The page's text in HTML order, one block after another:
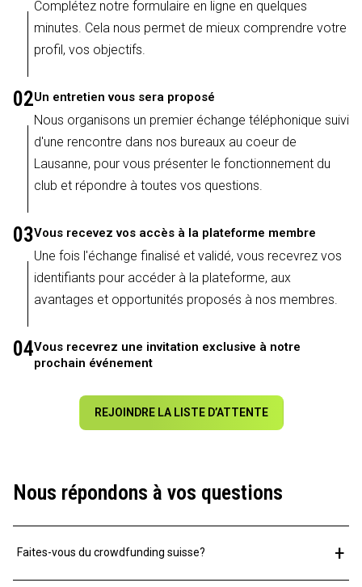
Complétez notre formulaire en ligne en quelques
minutes. Cela nous permet de mieux comprendre votre
profil, vos objectifs.
02Un entretien vous sera proposé
Nous organisons un premier échange téléphonique suivi
d'une rencontre dans nos bureaux au coeur de
Lausanne, pour vous présenter le fonctionnement du
club et répondre à toutes vos questions.
03Vous recevez vos accès à la plateforme membre
Une fois l'échange finalisé et validé, vous recevrez vos
identifiants pour accéder à la plateforme, aux
avantages et opportunités proposés à nos membres.
04Vous recevrez une invitation exclusive à notre
prochain événement
REJOINDRE LA LISTE D’ATTENTE
Nous répondons à vos questions
Faites-vous du crowdfunding suisse? +